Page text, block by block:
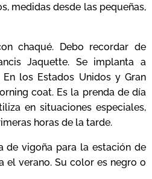
medidas desde las pequeñas,
chaqué. Debo recordar de
Jaquette. Se implanta a
los Estados Unidos y Gran
coat. Es la prenda de día
en situaciones especiales,
horas de la tarde.
de vigoña para la estación de
el verano. Su color es negro o